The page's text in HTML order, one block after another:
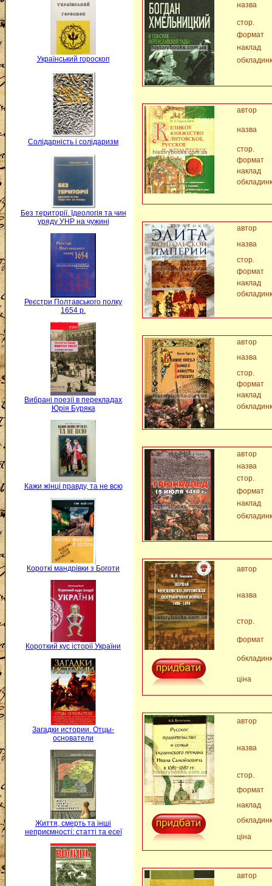
Український гороскоп
Солідарність і солідаризм
Без території. Ідеологія та чин
уряду УНР на чужині
Реєстри Полтавського полку
1654 р.
Вибрані поезії в перекладах
Юрія Буряка
Кажи жінці правду, та не всю
Короткі мандрівки з Боготи
Короткий кус історії України
Загадки истории. Отцы-
основатели
Життя, смерть та інші
неприємності: статті та есеї
назва
стор.
формат
наклад
автор
назва
стор.
формат
наклад
автор
назва
стор.
формат
наклад
автор
назва
стор.
формат
наклад
автор
назва
стор.
формат
наклад
автор
назва
стор.
формат
ціна
автор
назва
стор.
формат
наклад
ціна
автор